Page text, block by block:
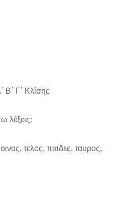
Β΄ Γ΄ Κλίσης
λέξεις:
τελος, παιδες, ταυρος,